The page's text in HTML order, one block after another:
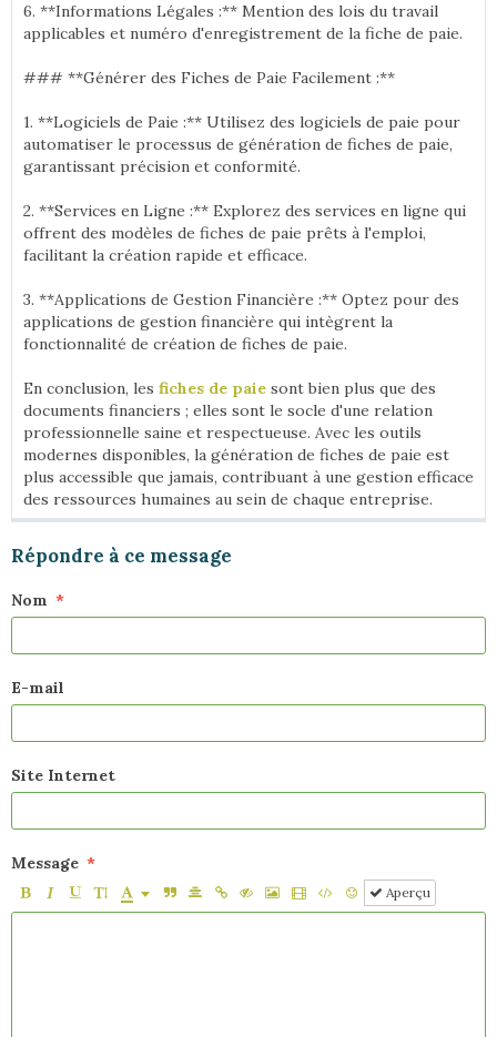
6. **Informations Légales :** Mention des lois du travail
applicables et numéro d'enregistrement de la fiche de paie.
### **Générer des Fiches de Paie Facilement :**
1. **Logiciels de Paie :** Utilisez des logiciels de paie pour
automatiser le processus de génération de fiches de paie,
garantissant précision et conformité.
2. **Services en Ligne :** Explorez des services en ligne qui
offrent des modèles de fiches de paie prêts à l'emploi,
facilitant la création rapide et efficace.
3. **Applications de Gestion Financière :** Optez pour des
applications de gestion financière qui intègrent la
fonctionnalité de création de fiches de paie.
En conclusion, les fiches de paie sont bien plus que des
documents financiers ; elles sont le socle d'une relation
professionnelle saine et respectueuse. Avec les outils
modernes disponibles, la génération de fiches de paie est
plus accessible que jamais, contribuant à une gestion efficace
des ressources humaines au sein de chaque entreprise.
Répondre à ce message
Nom
E-mail
Site Internet
Message
Aperçu